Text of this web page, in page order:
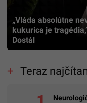
„Vláda absolútne
kukurica je
Dostál
Teraz